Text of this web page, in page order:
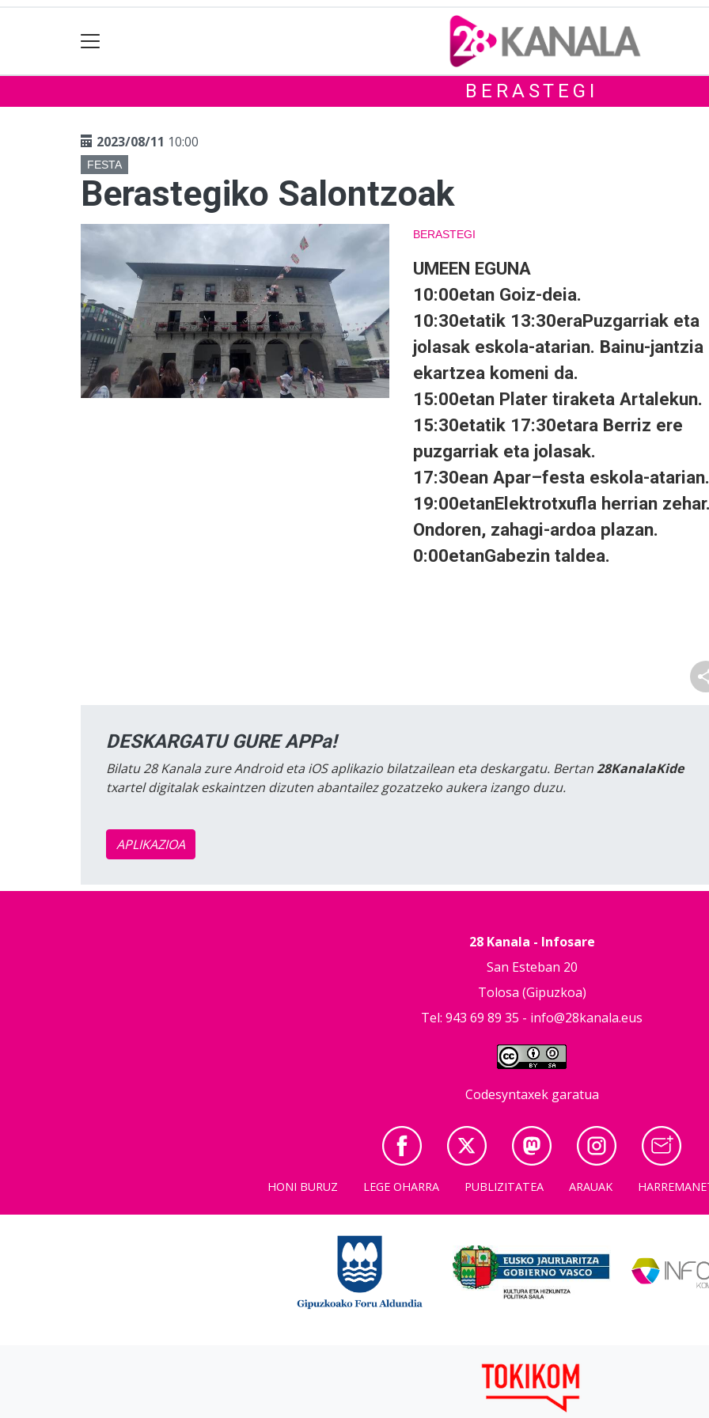
BERASTEGI
2023/08/11 10:00
FESTA
Berastegiko Salontzoak
BERASTEGI
UMEEN EGUNA
10:00etan Goiz-deia.
10:30etatik 13:30eraPuzgarriak eta
jolasak eskola-atarian. Bainu-jantzia
ekartzea komeni da.
15:00etan Plater tiraketa Artalekun.
15:30etatik 17:30etara Berriz ere
puzgarriak eta jolasak.
17:30ean Apar–festa eskola-atarian.
19:00etanElektrotxufla herrian
Ondoren, zahagi-ardoa plazan.
0:00etanGabezin taldea.
DESKARGATU GURE APPa!
Bilatu 28 Kanala zure Android eta iOS aplikazio bilatzailean eta deskargatu. Bertan28KanalaKide
txartel digitalak eskaintzen dizuten abantailez gozatzeko aukera izango duzu.
APLIKAZIOA
28 Kanala - Infosare
San Esteban 20
Tolosa (Gipuzkoa)
Tel: 943 69 89 35 - info@28kanala.eus
Codesyntaxek garatua
HONI BURUZ LEGE OHARRA PUBLIZITATEA ARAUAK